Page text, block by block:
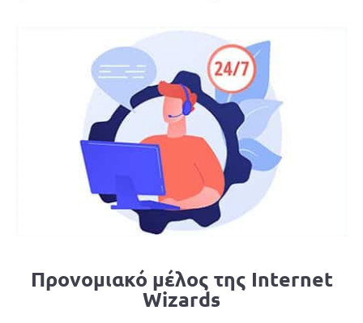
Προνομιακό μέλος της Internet
Wizards